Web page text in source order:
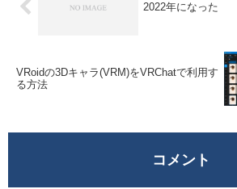
2022年になった
VRoidの3Dキャラ(VRM)をVRChatで利用す
る方法
コメント